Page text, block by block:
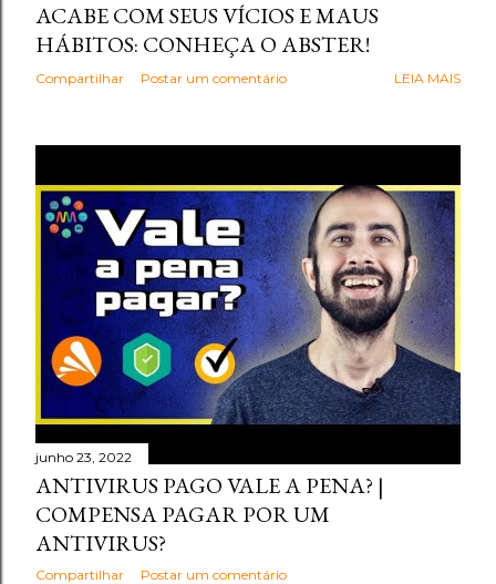
ACABE COM SEUS VÍCIOS E MAUS
HÁBITOS: CONHEÇA O ABSTER!
Compartilhar Postar um comentário LEIA MAIS
junho 23, 2022
ANTIVIRUS PAGO VALE A PENA? |
COMPENSA PAGAR POR UM
ANTIVIRUS?
Compartilhar Postar um comentário